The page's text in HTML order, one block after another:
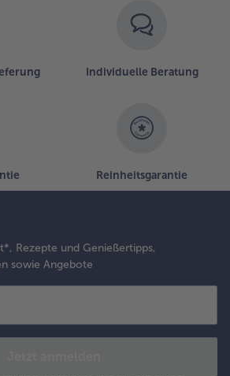
Individuelle Beratung
Reinheitsgarantie
Rezepte und Genießertipps,
sowie Angebote